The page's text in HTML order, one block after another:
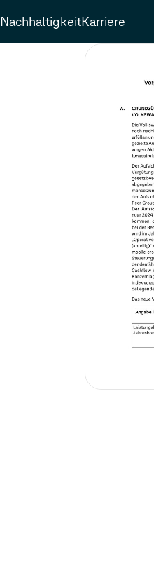
NachhaltigkeitKarriere